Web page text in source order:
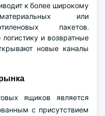
к более широкому
или
пакетов.
и возвратные
новые каналы
ящиков является
с присутствием